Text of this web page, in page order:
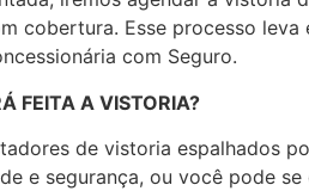
cobertura. Esse processo
com Seguro.
FEITA A VISTORIA?
de vistoria espalhados
e segurança, ou você pode